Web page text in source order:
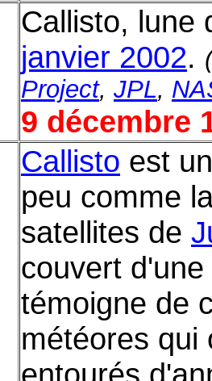
Callisto, lune
janvier 2002.
Project, JPL,
9 décembre
Callisto est
peu comme
satellites de
couvert
témoigne de
météores qui